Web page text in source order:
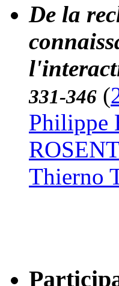
De la
331-346 (
Philippe
Thierno